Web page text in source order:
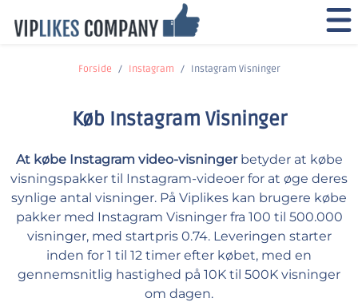
Forside Instagram Instagram Visninger
Køb Instagram Visninger
At købe Instagram video-visningerbetyder at købe
visningspakker til Instagram-videoer for at øge deres
synlige antal visninger. På Viplikes kan brugere købe
pakker med Instagram Visninger fra 100 til 500.000
visninger, med startpris 0.74. Leveringen starter
inden for 1 til 12 timer efter købet, med en
gennemsnitlig hastighed på 10K til 500K visninger
om dagen.